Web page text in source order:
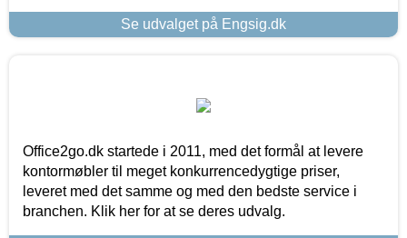
Se udvalget på Engsig.dk
Office2go.dk startede i 2011, med det formål at levere
kontormøbler til meget konkurrencedygtige priser,
leveret med det samme og med den bedste service i
branchen. Klik her for at se deres udvalg.